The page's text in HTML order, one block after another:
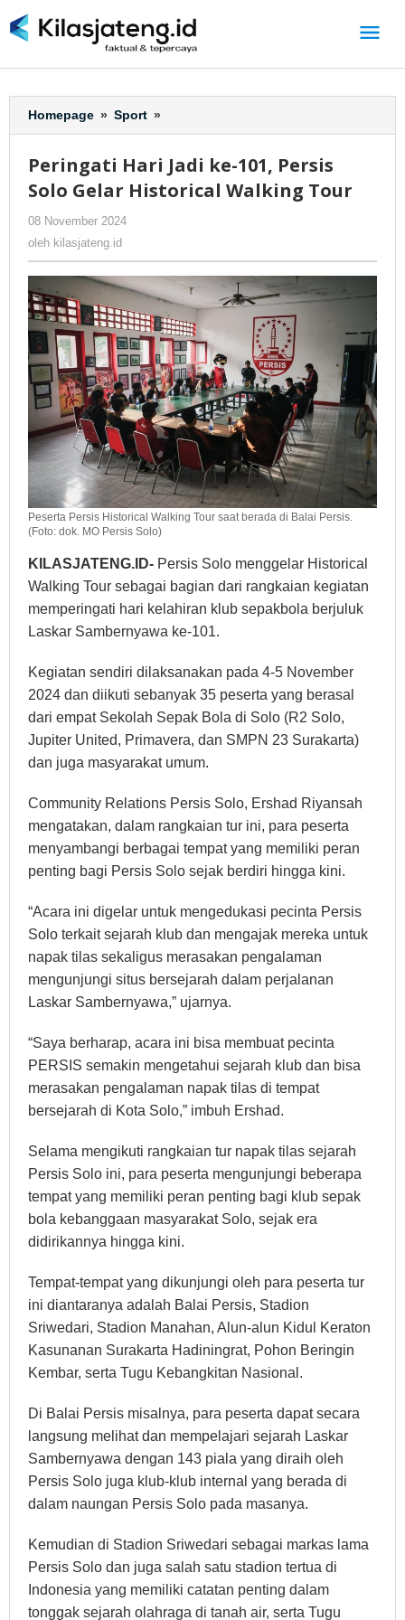
ke
Homepage » Sport »
Hari
ke-
101,
Historical
Walking
Tour
Peringati Hari Jadi ke-101, Persis
Solo Gelar Historical Walking Tour
08 November 2024
oleh kilasjateng.id
Peserta Persis Historical Walking Tour saat berada di Balai Persis.
(Foto: dok. MO Persis Solo)
KILASJATENG.ID- Persis Solo menggelar Historical
Walking Tour sebagai bagian dari rangkaian kegiatan
memperingati hari kelahiran klub sepakbola berjuluk
Laskar Sambernyawa ke-101.
Kegiatan sendiri dilaksanakan pada 4-5 November
2024 dan diikuti sebanyak 35 peserta yang berasal
dari empat Sekolah Sepak Bola di Solo (R2 Solo,
Jupiter United, Primavera, dan SMPN 23 Surakarta)
dan juga masyarakat umum.
Community Relations Persis Solo, Ershad Riyansah
mengatakan, dalam rangkaian tur ini, para peserta
menyambangi berbagai tempat yang memiliki peran
penting bagi Persis Solo sejak berdiri hingga kini.
“Acara ini digelar untuk mengedukasi pecinta Persis
Solo terkait sejarah klub dan mengajak mereka untuk
napak tilas sekaligus merasakan pengalaman
mengunjungi situs bersejarah dalam perjalanan
Laskar Sambernyawa,” ujarnya.
“Saya berharap, acara ini bisa membuat pecinta
PERSIS semakin mengetahui sejarah klub dan bisa
merasakan pengalaman napak tilas di tempat
bersejarah di Kota Solo,” imbuh Ershad.
Selama mengikuti rangkaian tur napak tilas sejarah
Persis Solo ini, para peserta mengunjungi beberapa
tempat yang memiliki peran penting bagi klub sepak
bola kebanggaan masyarakat Solo, sejak era
didirikannya hingga kini.
Tempat-tempat yang dikunjungi oleh para peserta tur
ini diantaranya adalah Balai Persis, Stadion
Sriwedari, Stadion Manahan, Alun-alun Kidul Keraton
Kasunanan Surakarta Hadiningrat, Pohon Beringin
Kembar, serta Tugu Kebangkitan Nasional.
Di Balai Persis misalnya, para peserta dapat secara
langsung melihat dan mempelajari sejarah Laskar
Sambernyawa dengan 143 piala yang diraih oleh
Persis Solo juga klub-klub internal yang berada di
dalam naungan Persis Solo pada masanya.
Kemudian di Stadion Sriwedari sebagai markas lama
Persis Solo dan juga salah satu stadion tertua di
Indonesia yang memiliki catatan penting dalam
tonggak sejarah olahraga di tanah air, serta Tugu